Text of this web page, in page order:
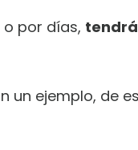
por días,
un ejemplo, de